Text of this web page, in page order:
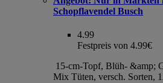
Schopflavendel Busch
4.99
Festpreis von 4.99€
15-cm-Topf, Blüh- &amp;
Mix Tüten, versch. Sorten,